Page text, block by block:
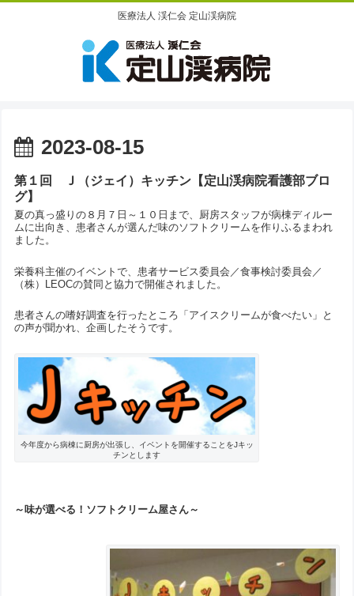
医療法人 渓仁会 定山渓病院
2023-08-15
第１回 Ｊ（ジェイ）キッチン【定山渓病院看護部ブロ
グ】
夏の真っ盛りの８月７日～１０日まで、厨房スタッフが病棟ディルー
ムに出向き、患者さんが選んだ味のソフトクリームを作りふるまわれ
ました。
栄養科主催のイベントで、患者サービス委員会／食事検討委員会／
（株）LEOCの賛同と協力で開催されました。
患者さんの嗜好調査を行ったところ「アイスクリームが食べたい」と
の声が聞かれ、企画したそうです。
今年度から病棟に厨房が出張し、イベントを開催することをJキッ
チンとします
～味が選べる！ソフトクリーム屋さん～